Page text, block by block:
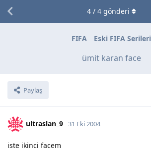
FIFA Eski FIFA Serileri
ümit karan face
Paylaş
4/ 4gönderi
ultraslan_9 31 Eki 2004
iste ikinci facem